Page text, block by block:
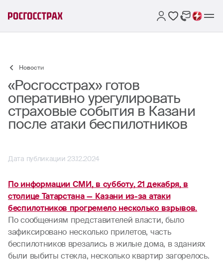
Новости
«Росгосстрах» готов
оперативно урегулировать
страховые события в Казани
после атаки беспилотников
Дата публикации 23.12.2024
По информации СМИ, в субботу, 21 декабря, в
столице Татарстана — Казани из-за атаки
беспилотников прогремело несколько взрывов.
По сообщениям представителей власти, было
зафиксировано несколько прилетов, часть
беспилотников врезались в жилые дома, в зданиях
были выбиты стекла, несколько квартир загорелось.